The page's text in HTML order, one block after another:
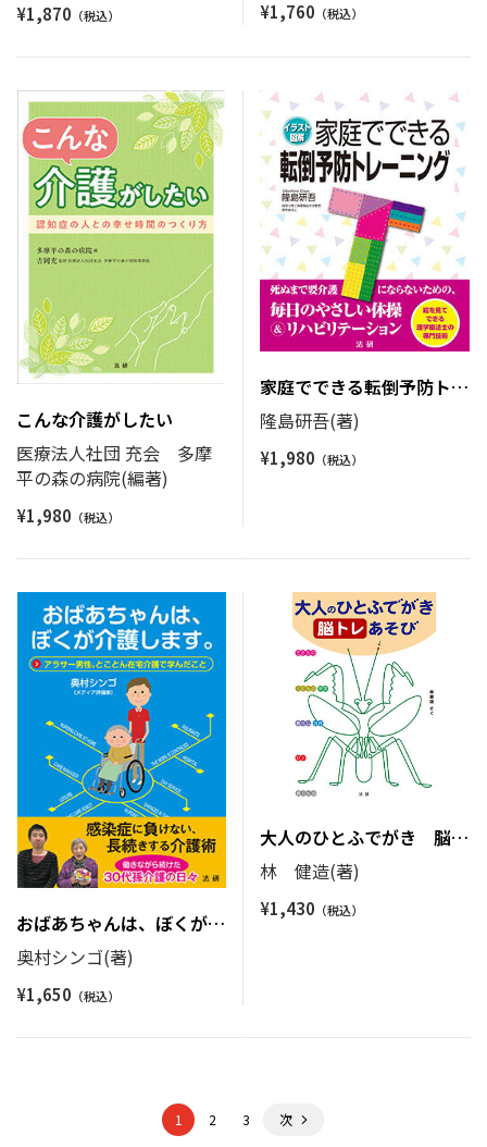
¥1,870 ¥1,760
こんな介護がしたい
医療法人社団 充会 多摩
平の森の病院(編著)
¥1,980
家庭でできる転倒予防トレ
ーニング
隆島研吾(著)
¥1,980
おばあちゃんは、ぼくが介
護します。
奥村シンゴ(著)
¥1,650
大人のひとふでがき 脳ト
レあそび
林 健造(著)
¥1,430
1 2 3 次